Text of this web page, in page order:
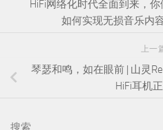
HiFi网络化时代全面到来，
如何实现无损音乐内
上一
琴瑟和鸣，如在眼前 | 山灵
HiFi耳机
搜索